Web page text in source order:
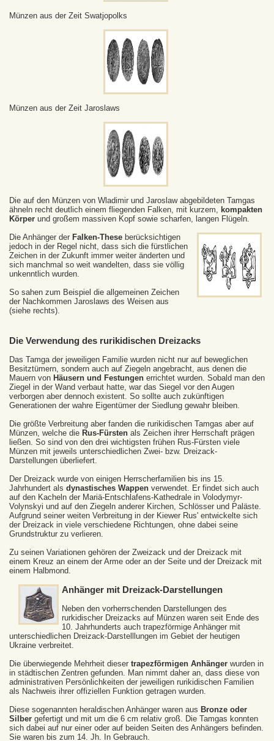
Münzen aus der Zeit Swatjopolks
Münzen aus der Zeit Jaroslaws
Die auf den Münzen von Wladimir und Jaroslaw abgebildeten Tamgas
ähneln recht deutlich einem fliegenden Falken, mit kurzem, kompakten
Körper und großem massiven Kopf sowie scharfen, langen Flügeln.
Die Anhänger der Falken-These berücksichtigen
jedoch in der Regel nicht, dass sich die fürstlichen
Zeichen in der Zukunft immer weiter änderten und
sich manchmal so weit wandelten, dass sie völlig
unkenntlich wurden.
So sahen zum Beispiel die allgemeinen Zeichen
der Nachkommen Jaroslaws des Weisen aus
(siehe rechts).
Die Verwendung des rurikidischen Dreizacks
Das Tamga der jeweiligen Familie wurden nicht nur auf beweglichen
Besitztümern, sondern auch auf Ziegeln angebracht, aus denen die
Mauern von Häusern und Festungen errichtet wurden. Sobald man den
Ziegel in der Wand verbaut hatte, war das Siegel vor den Augen
verborgen aber dennoch existent. So sollte auch zukünftigen
Generationen der wahre Eigentümer der Siedlung gewahr bleiben.
Die größte Verbreitung aber fanden die rurikidischen Tamgas aber auf
Münzen, welche die Rus-Fürsten als Zeichen ihrer Herrschaft prägen
ließen. So sind von den drei wichtigsten frühen Rus-Fürsten viele
Münzen mit jeweils unterschiedlichen Zwei- bzw. Dreizack-
Darstellungen überliefert.
Der Dreizack wurde von einigen Herrscherfamilien bis ins 15.
Jahrhundert als dynastisches Wappen verwendet. Er findet sich auch
auf den Kacheln der Mariä-Entschlafens-Kathedrale in Volodymyr-
Volynskyi und auf den Ziegeln anderer Kirchen, Schlösser und Paläste.
Aufgrund seiner weiten Verbreitung in der Kiewer Rus' entwickelte sich
der Dreizack in viele verschiedene Richtungen, ohne dabei seine
Grundstruktur zu verlieren.
Zu seinen Variationen gehören der Zweizack und der Dreizack mit
einem Kreuz an einem der Arme oder an der Seite und der Dreizack mit
einem Halbmond.
Anhänger mit Dreizack-Darstellungen
Neben den vorherrschenden Darstellungen des
rurkidischer Dreizacks auf Münzen waren seit Ende des
10. Jahrhunderts auch trapezförmige Anhänger mit
unterschiedlichen Dreizack-Darstelllungen im Gebiet der heutigen
Ukraine verbreitet.
Die überwiegende Mehrheit dieser trapezförmigen Anhänger wurden in
in städtischen Zentren gefunden. Man nimmt daher an, dass diese von
administrativen Persönlichkeiten der jeweiligen rurikidischen Familien
als Nachweis ihrer offiziellen Funktion getragen wurden.
Diese sogenannten heraldischen Anhänger waren aus Bronze oder
Silber gefertigt und mit um die 6 cm relativ groß. Die Tamgas konnten
sich dabei auf nur einer oder auf beiden Seiten des Anhängers befinden.
Sie waren bis zum 14. Jh. In Gebrauch.